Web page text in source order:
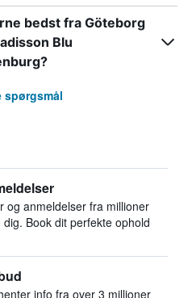
bedst fra Göteborg
Blu
spørgsmål
og anmeldelser fra millioner
Book dit perfekte ophold
info fra over 3 millioner